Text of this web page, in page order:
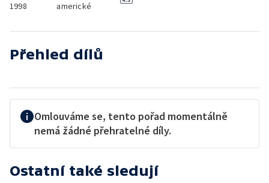
1998
americké
Přehled dílů
Omlouváme se, tento pořad momentálně
nemá žádné přehratelné díly.
Ostatní také sledují